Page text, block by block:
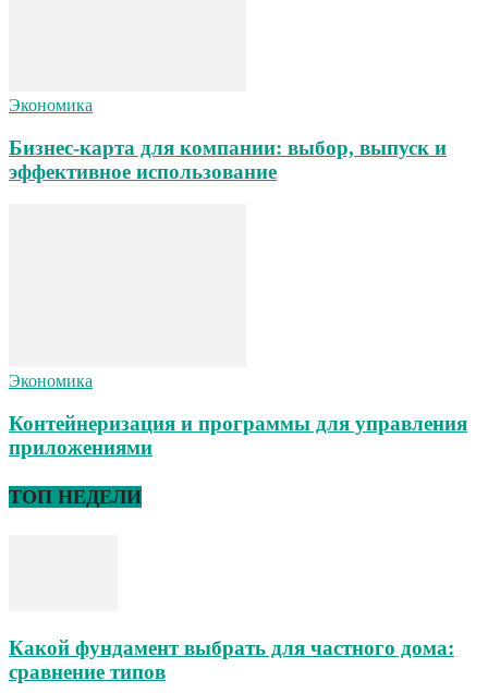
Экономика
Бизнес-карта для компании: выбор, выпуск и
эффективное использование
Экономика
Контейнеризация и программы для управления
приложениями
ТОП НЕДЕЛИ
Какой фундамент выбрать для частного дома:
сравнение типов